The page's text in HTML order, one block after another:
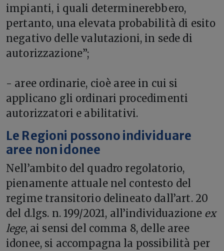
impianti, i quali determinerebbero,
pertanto, una elevata probabilità di esito
negativo delle valutazioni, in sede di
autorizzazione”;
- aree ordinarie, cioè aree in cui si
applicano gli ordinari procedimenti
autorizzatori e abilitativi.
Le Regioni possono individuare
aree non idonee
Nell’ambito del quadro regolatorio,
pienamente attuale nel contesto del
regime transitorio delineato dall’art. 20
del d.lgs. n. 199/2021, all’individuazione ex
lege, ai sensi del comma 8, delle aree
idonee, si accompagna la possibilità per